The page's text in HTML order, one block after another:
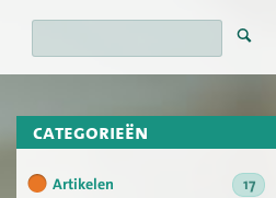
categorieën
Artikelen
17